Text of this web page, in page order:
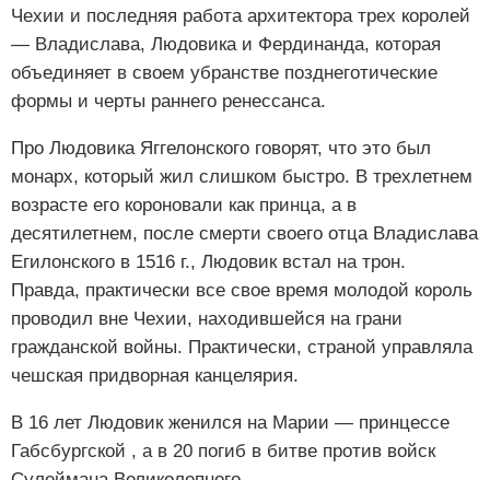
Чехии и последняя работа архитектора трех королей
— Владислава, Людовика и Фердинанда, которая
объединяет в своем убранстве позднеготические
формы и черты раннего ренессанса.
Про Людовика Яггелонского говорят, что это был
монарх, который жил слишком быстро. В трехлетнем
возрасте его короновали как принца, а в
десятилетнем, после смерти своего отца Владислава
Егилонского в 1516 г., Людовик встал на трон.
Правда, практически все свое время молодой король
проводил вне Чехии, находившейся на грани
гражданской войны. Практически, страной управляла
чешская придворная канцелярия.
В 16 лет Людовик женился на Марии — принцессе
Габсбургской , а в 20 погиб в битве против войск